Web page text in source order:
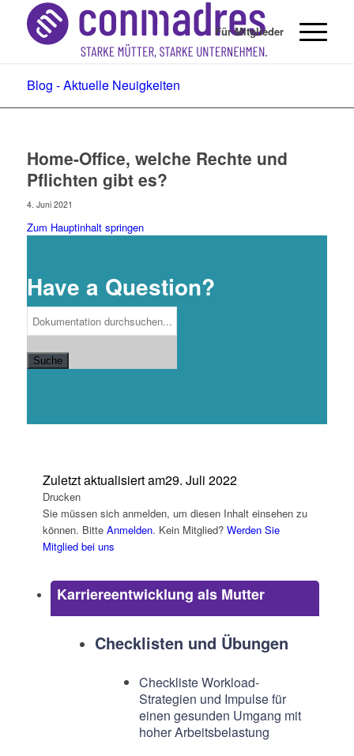
Für Mitglieder
Blog - Aktuelle Neuigkeiten
Home-Office, welche Rechte und
Pflichten gibt es?
4. Juni 2021
Zum Hauptinhalt springen
Have a Question?
Suche
Karriereentwicklung als Mutter
Checklisten und Übungen
Checkliste Workload-
Strategien und Impulse für
einen gesunden Umgang mit
hoher Arbeitsbelastung
Zuletzt aktualisiert am29. Juli 2022
Drucken
Sie müssen sich anmelden, um diesen Inhalt einsehen zu
können. Bitte Anmelden. Kein Mitglied? Werden Sie
Mitglied bei uns